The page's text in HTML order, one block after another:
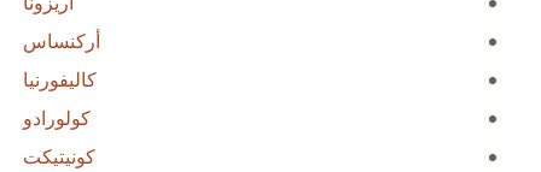
أركنساس
كاليفورنيا
كولورادو
كونيتيكت